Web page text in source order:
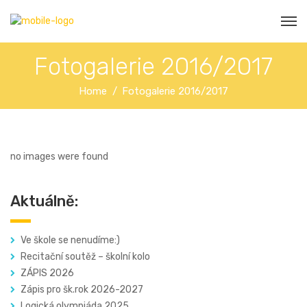
Fotogalerie 2016/2017
Home Fotogalerie 2016/2017
no images were found
Aktuálně:
Ve škole se nenudíme:)
Recitační soutěž – školní kolo
ZÁPIS 2026
Zápis pro šk.rok 2026-2027